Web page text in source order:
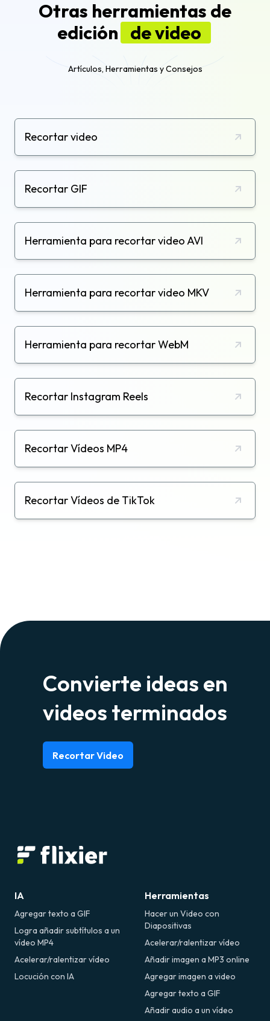
Otras herramientas de
edición de video
Artículos, Herramientas y Consejos
Recortar video
Recortar GIF
Herramienta para recortar video AVI
Herramienta para recortar video MKV
Herramienta para recortar WebM
Recortar Instagram Reels
Recortar Vídeos MP4
Recortar Vídeos de TikTok
Convierte ideas en
videos terminados
Recortar Video
IA
Agregar texto a GIF
Logra añadir subtítulos a un
vídeo MP4
Acelerar/ralentizar vídeo
Locución con IA
Herramientas
Hacer un Video con
Diapositivas
Acelerar/ralentizar vídeo
Añadir imagen a MP3 online
Agregar imagen a video
Agregar texto a GIF
Añadir audio a un vídeo